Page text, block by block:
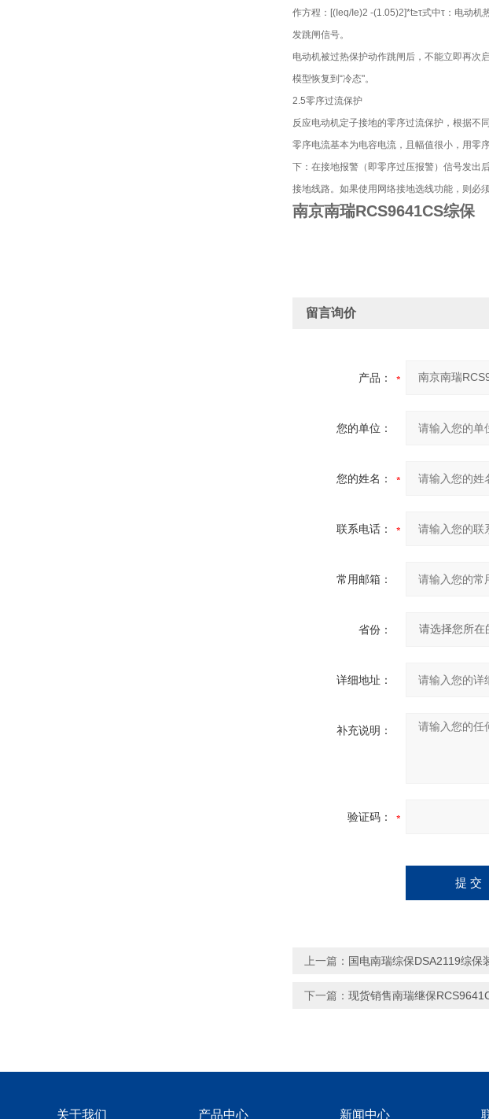
作方程：[(Ieq/Ie)2 -(1.05)2]*t≥τ式中τ：电动
发跳闸信号。
电动机被过热保护动作跳闸后，不能立即再次
模型恢复到“冷态"。
2.5零序过流保护
反应电动机定子接地的零序过流保护，根据不
零序电流基本为电容电流，且幅值很小，用零
下：在接地报警（即零序过压报警）信号发出
接地线路。如果使用网络接地选线功能，则必
南京南瑞RCS9641CS综保
留言询价
产品：
您的单位：
您的姓名：
联系电话：
常用邮箱：
省份：
详细地址：
补充说明：
验证码：
上一篇： 国电南瑞综保DSA2119综保
下一篇： 现货销售南瑞继保
关于我们 产品中心 新闻中心